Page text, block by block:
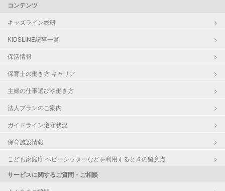
コンテンツ
キッズライン総研
KIDSLINE記事一覧
保活情報
保育士の働き方 キャリア
主婦の仕事選びや働き方
法人プランのご案内
ガイドライン遵守状況
保育施設情報
こども家庭庁 ベビーシッターなどを利用するときの留意点
サービスに関するご質問・ご相談